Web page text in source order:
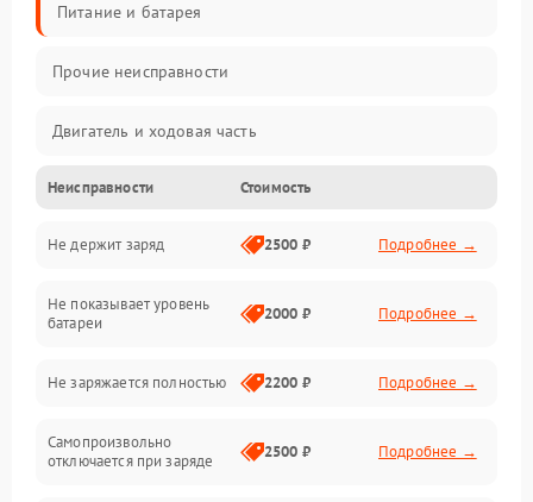
Питание и батарея
Прочие неисправности
Двигатель и ходовая часть
Тормоза и безопасность
Подвеска и колеса
Электроника и управление
Неисправности Стоимость
Не держит заряд 2500 ₽ Подробнее →
Не показывает уровень
батареи
2000 ₽ Подробнее →
Не заряжается полностью 2200 ₽ Подробнее →
Самопроизвольно
отключается при заряде
2500 ₽ Подробнее →